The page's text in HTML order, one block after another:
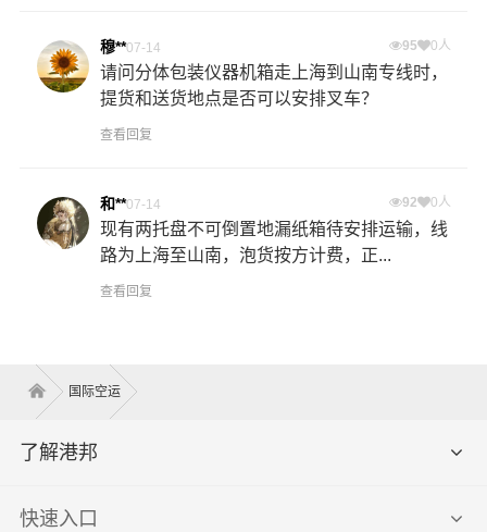
穆**07-14 95 0人
请问分体包装仪器机箱走上海到山南专线时，
提货和送货地点是否可以安排叉车？
查看回复
和**07-14 92 0人
现有两托盘不可倒置地漏纸箱待安排运输，线
路为上海至山南，泡货按方计费，正...
查看回复
国际空运
了解港邦
快速入口